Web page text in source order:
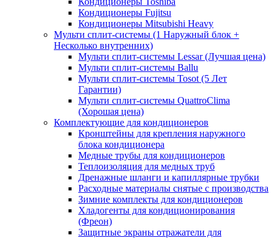
Кондиционеры Fujitsu
Кондиционеры Mitsubishi Heavy
Мульти сплит-системы (1 Наружный блок +
Несколько внутренних)
Мульти сплит-системы Lessar (Лучшая цена)
Мульти сплит-системы Ballu
Мульти сплит-системы Tosot (5 Лет
Гарантии)
Мульти сплит-системы QuattroClima
(Хорошая цена)
Комплектующие для кондиционеров
Кронштейны для крепления наружного
блока кондиционера
Медные трубы для кондиционеров
Теплоизоляция для медных труб
Дренажные шланги и капиллярные трубки
Расходные материалы снятые с производства
Зимние комплекты для кондиционеров
Хладогенты для кондиционирования
(Фреон)
Защитные экраны отражатели для